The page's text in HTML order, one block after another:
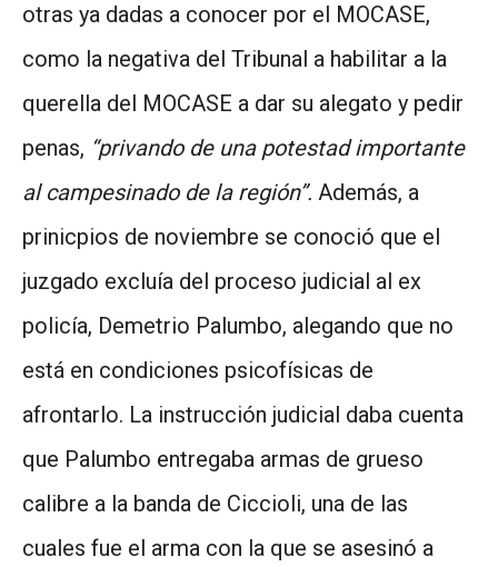
otras ya dadas a conocer por el MOCASE,
como la negativa del Tribunal a habilitar a la
querella del MOCASE a dar su alegato y pedir
penas, “privando de una potestad importante
al campesinado de la región”. Además, a
prinicpios de noviembre se conoció que el
juzgado excluía del proceso judicial al ex
policía, Demetrio Palumbo, alegando que no
está en condiciones psicofísicas de
afrontarlo. La instrucción judicial daba cuenta
que Palumbo entregaba armas de grueso
calibre a la banda de Ciccioli, una de las
cuales fue el arma con la que se asesinó a